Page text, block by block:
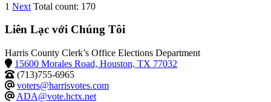
1 Next Total count: 170
Liên Lạc với Chúng Tôi
Harris County Clerk’s Office Elections Department
15600 Morales Road, Houston, TX 77032
(713)755-6965
voters@harrisvotes.com
ADA@vote.hctx.net